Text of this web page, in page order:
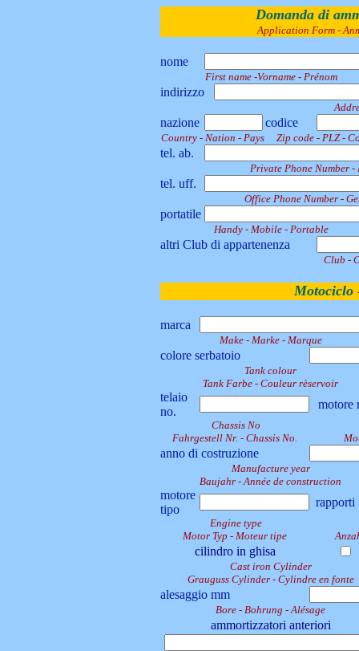
Domanda di
Application Form -
nome
First name -Vorname - Prénom
indirizzo
nazione codice
Country - Nation - Pays Zip code - PLZ -
tel. ab.
Private Phone Number -
tel. uff.
Office Phone Number -
portatile
Handy - Mobile - Portable
altri Club di appartenenza
Club -
Motociclo
marca
Make - Marke - Marque
colore serbatoio
Tank colour
Tank Farbe - Couleur rèservoir
telaio
no.
motore
Chassis No
Fahrgestell Nr. - Chassis No.
anno di costruzione
Manufacture year
Baujahr - Année de construction
motore
tipo
rapporti
Engine type
Motor Typ - Moteur tipe
cilindro in ghisa
Cast iron Cylinder
Grauguss Cylinder - Cylindre en fonte
alesaggio mm
Bore - Bohrung - Alésage
ammortizzatori anteriori